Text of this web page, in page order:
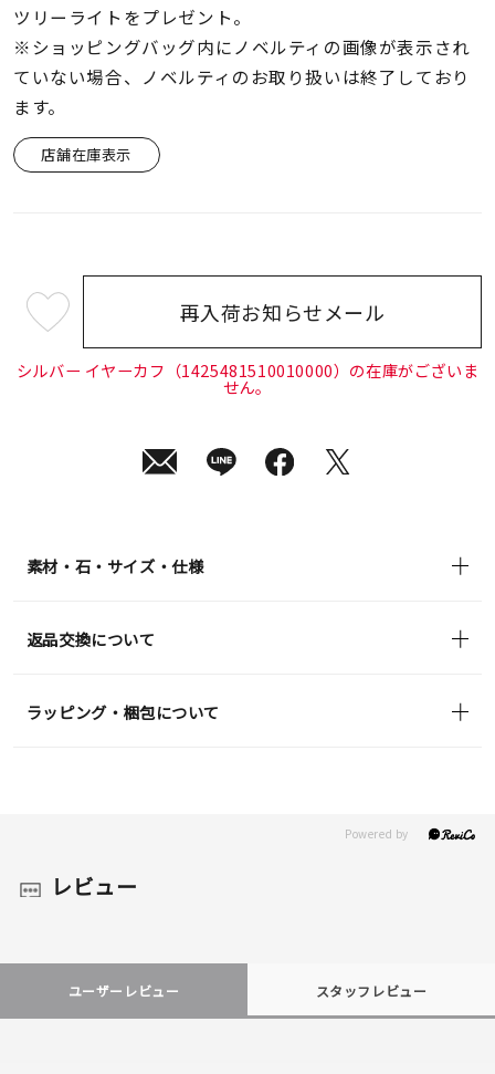
在庫 在庫ありのみ すべて表示
ツリーライトをプレゼント。
※ショッピングバッグ内にノベルティの画像が表示され
ていない場合、ノベルティのお取り扱いは終了しており
ます。
店舗在庫表示
¥17,600 (tax
in)
再入荷お知らせメール
シルバー イヤーカフ（1425481510010000）の在庫がございま
せん。
素材・石・サイズ・仕様
返品交換について
ラッピング・梱包について
レビュー
ユーザーレビュー スタッフレビュー